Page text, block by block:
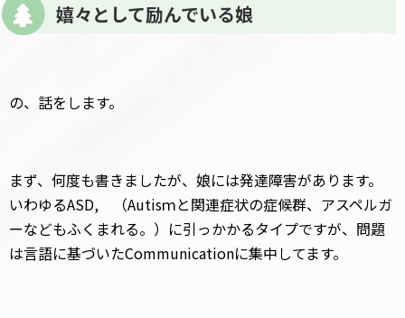
嬉々として励んでいる娘
の、話をします。
まず、何度も書きましたが、娘には発達障害があります。
いわゆるASD, （Autisｍと関連症状の症候群、アスペルガ
ーなどもふくまれる。）に引っかかるタイプですが、問題
は言語に基づいたCommunicationに集中してます。